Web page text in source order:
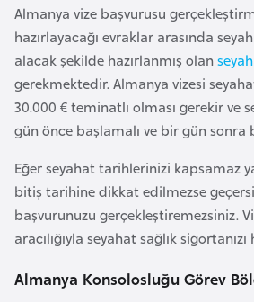
Almanya vize başvurusu
hazırlayacağı evraklar arasında
alacak şekilde hazırlanmış olan
gerekmektedir. Almanya vizesi
30.000 € teminatlı olması gerekir ve
gün önce başlamalı ve bir gün sonra
Eğer seyahat tarihlerinizi kapsamaz
bitiş tarihine dikkat edilmezse
başvurunuzu gerçekleştiremezsiniz.
aracılığıyla seyahat sağlık
Almanya Konsolosluğu Görev
u
l
g
a
r
i
t
a
n
E